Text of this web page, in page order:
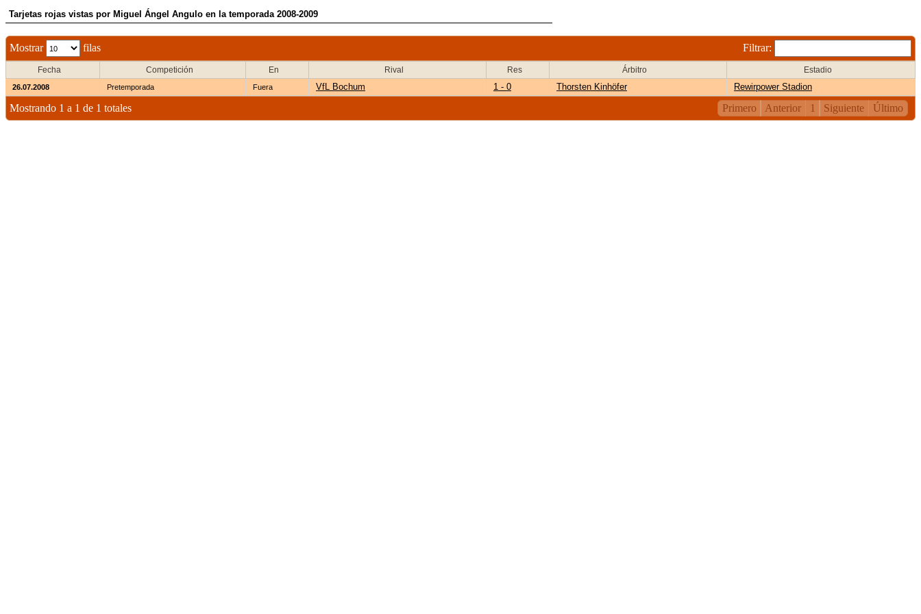
Tarjetas rojas vistas por Miguel Ángel Angulo en la temporada 2008-2009
Mostrar filas Filtrar:
Fecha Competición En Rival Res Árbitro Estadio
26.07.2008 Pretemporada Fuera VfL Bochum 1 - 0 Thorsten Kinhöfer Rewirpower Stadion
Mostrando 1 a 1 de 1 totales Primero Anterior 1 Siguiente Último